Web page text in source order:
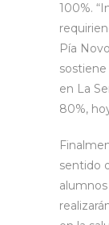
100%.
Pía
sostiene
en La
80%,
sentido